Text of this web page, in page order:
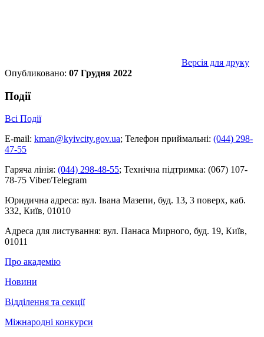
Версія для друку
Опубликовано: 07 Грудня 2022
Події
Всі Події
E-mail: kman@kyivcity.gov.ua; Телефон приймальні: (044) 298-
47-55
Гаряча лінія: (044) 298-48-55; Технічна підтримка: (067) 107-
78-75 Viber/Telegram
Юридична адреса: вул. Івана Мазепи, буд. 13, 3 поверх, каб.
332, Київ, 01010
Адреса для листування: вул. Панаса Мирного, буд. 19, Київ,
01011
Про академію
Новини
Відділення та секції
Міжнародні конкурси